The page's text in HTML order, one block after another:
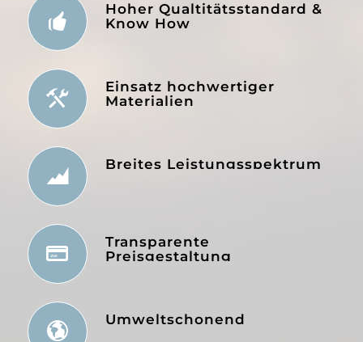
Hoher Qualtitätsstandard &
Know How
Einsatz hochwertiger
Materialien
Breites Leistungsspektrum
Transparente
Preisgestaltung
Umweltschonend